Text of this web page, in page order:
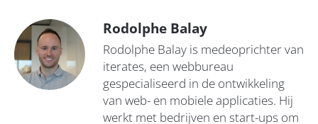
Rodolphe Balay
Rodolphe Balay is medeoprichter van
iterates, een webbureau
gespecialiseerd in de ontwikkeling
van web- en mobiele applicaties. Hij
werkt met bedrijven en start-ups om